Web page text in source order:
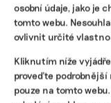
osobní údaje, jako je
tomto webu.
ovlivnit určité
Kliknutím níže
proveďte podrobnější
pouze na tomto